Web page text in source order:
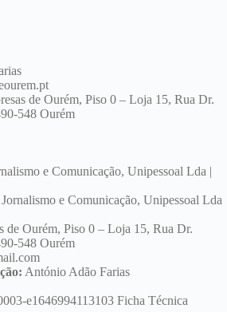
de Ourém, Piso 0 – Loja 15, Rua Dr.
548 Ourém
e Comunicação, Unipessoal Lda |
e Comunicação, Unipessoal Lda
de Ourém, Piso 0 – Loja 15, Rua Dr.
548 Ourém
António Adão Farias